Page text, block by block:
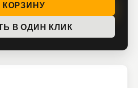
В ОДИН КЛИК